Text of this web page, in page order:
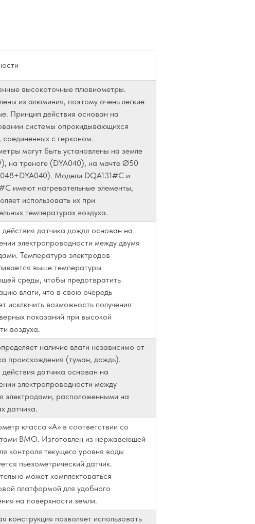
высокоточные плювиометры.
из алюминия, поэтому очень легкие
Принцип действия основан на
системы опрокидывающихся
соединенных с герконом.
могут быть установлены на земле
на треноге (DYA040), на мачте Ø50
Модели DQA131#C и
имеют нагревательные элементы,
использовать их при
температурах воздуха.
датчика дождя основан на
электропроводности между двумя
Температура электродов
выше температуры
среды, чтобы предотвратить
влаги, что в свою очередь
исключить возможность получения
показаний при высокой
воздуха.
наличие влаги независимо от
происхождения (туман, дождь).
датчика основан на
электропроводности между
электродами, расположенными на
датчика.
класса «А» в соответствии со
ВМО. Изготовлен из нержавеющей
контроля текущего уровня воды
пьезометрический датчик.
может комплектоваться
платформой для удобного
на поверхности земли.
конструкция позволяет использовать